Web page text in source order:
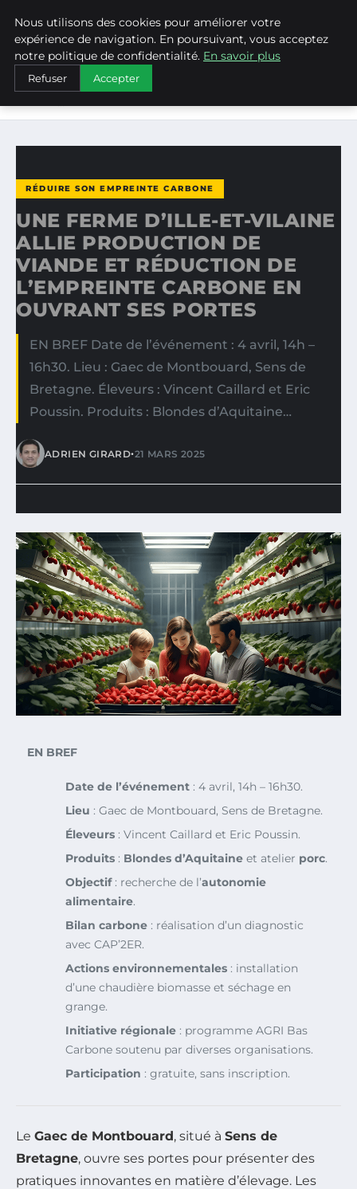
WEARECLIMATECONTROL
ACCUEIL
RÉDUIRE SON EMPREINTE CARBONE
UNE FERME D’ILLE-ET-VILAINE ALLIE PRODUCTION DE
RÉDUIRE SON EMPREINTE CARBONE
UNE FERME D’ILLE-ET-VILAINE
ALLIE PRODUCTION DE
VIANDE ET RÉDUCTION DE
L’EMPREINTE CARBONE EN
OUVRANT SES PORTES
EN BREF Date de l’événement : 4 avril, 14h –
16h30. Lieu : Gaec de Montbouard, Sens de
Bretagne. Éleveurs : Vincent Caillard et Eric
Poussin. Produits : Blondes d’Aquitaine…
ADRIEN GIRARD•21 MARS 2025
EN BREF
Date de l’événement : 4 avril, 14h – 16h30.
Lieu : Gaec de Montbouard, Sens de Bretagne.
Éleveurs : Vincent Caillard et Eric Poussin.
Produits : Blondes d’Aquitaine et atelier porc.
Objectif: recherche de l’autonomie
alimentaire.
Bilan carbone : réalisation d’un diagnostic
avec CAP’2ER.
Actions environnementales : installation
d’une chaudière biomasse et séchage en
grange.
Initiative régionale : programme AGRI Bas
Carbone soutenu par diverses organisations.
Participation : gratuite, sans inscription.
Le Gaec de Montbouard, situé à Sens de
Bretagne, ouvre ses portes pour présenter des
pratiques innovantes en matière d’élevage. Les
Nous utilisons des cookies pour améliorer votre
expérience de navigation. En poursuivant, vous acceptez
notre politique de confidentialité. En savoir plus
Refuser Accepter